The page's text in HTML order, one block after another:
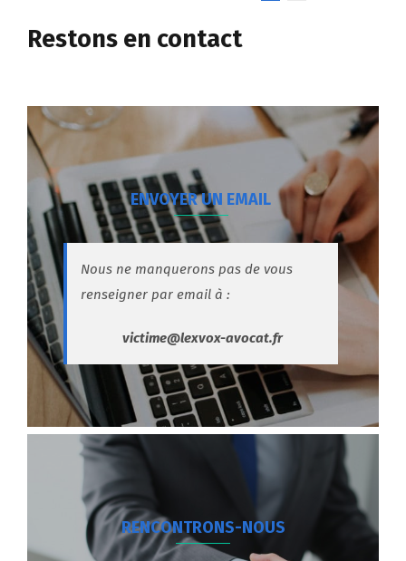
Restons en contact
ENVOYER UN EMAIL
Nous ne manquerons pas de vous
renseigner par email à :
victime@lexvox-avocat.fr
RENCONTRONS-NOUS